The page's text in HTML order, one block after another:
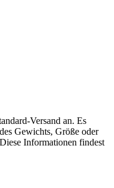
Versand an. Es
Gewichts, Größe oder
Informationen findest